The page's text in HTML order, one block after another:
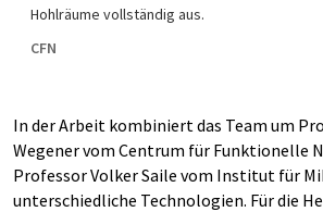
Hohlräume vollständig aus.
CFN
In der Arbeit kombiniert das Team um
Wegener vom Centrum für Funktionelle
Professor Volker Saile vom Institut für
unterschiedliche Technologien. Für die